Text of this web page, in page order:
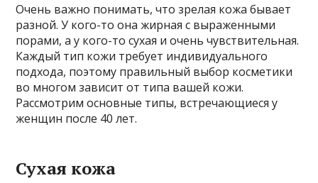
Очень важно понимать, что зрелая кожа бывает
разной. У кого-то она жирная с выраженными
порами, а у кого-то сухая и очень чувствительная.
Каждый тип кожи требует индивидуального
подхода, поэтому правильный выбор косметики
во многом зависит от типа вашей кожи.
Рассмотрим основные типы, встречающиеся у
женщин после 40 лет.
Сухая кожа